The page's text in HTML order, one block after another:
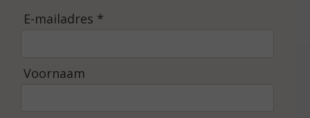
E-mailadres *
Voornaam